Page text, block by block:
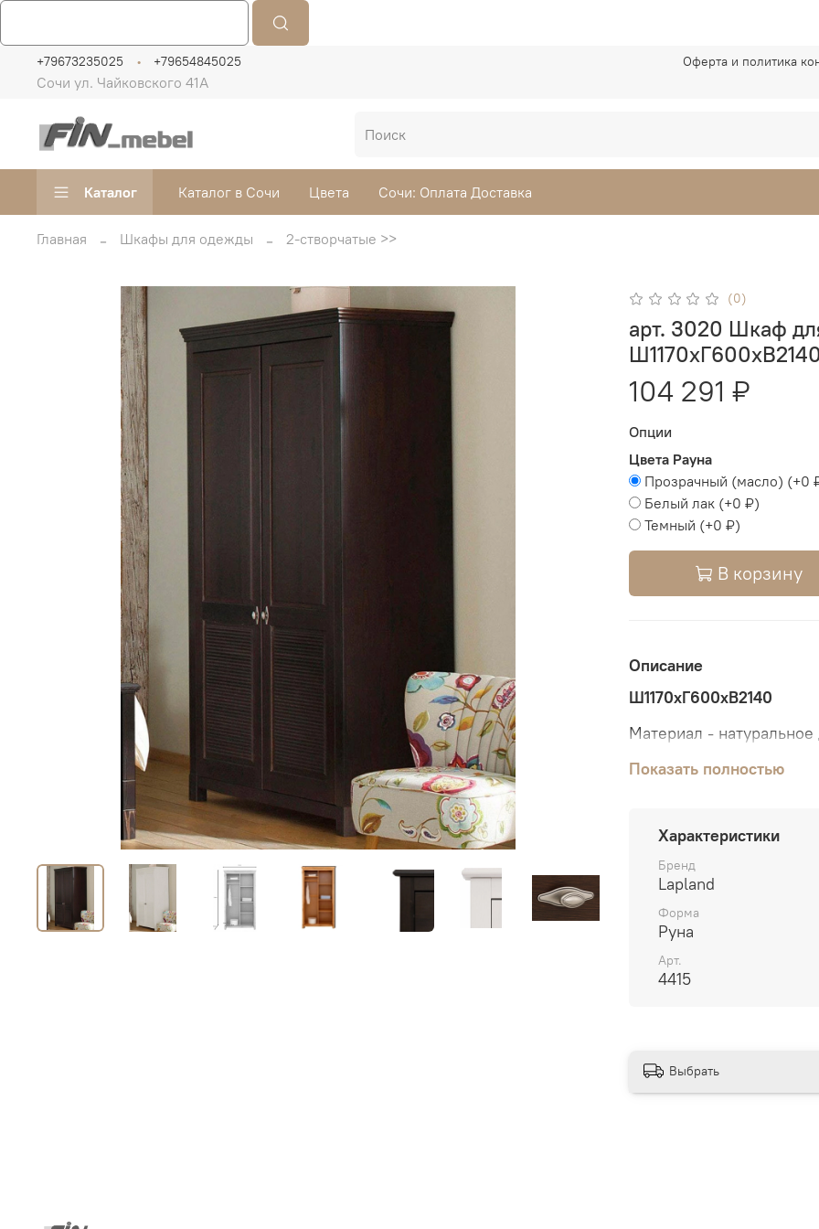
Оферта и политика
Сочи ул. Чайковского 41А
+79673235025 +79654845025
Каталог Каталог в Сочи Цвета Сочи: Оплата Доставка
Главная Шкафы для одежды 2-створчатые >>
(0)
арт. 3020 Шкаф
Ш1170xГ600xВ2140
104 291 ₽
Опции
Цвета Рауна
Прозрачный (масло) (+0
Белый лак (+0 ₽)
Темный (+0 ₽)
В корзину
Описание
Ш1170xГ600xВ2140
Материал - натуральное
Любимая книжка найдет
-"Lapland" – Kiefer
Показать полностью
Характеристики
Бренд
Lapland
Форма
Руна
Арт.
4415
Выбрать